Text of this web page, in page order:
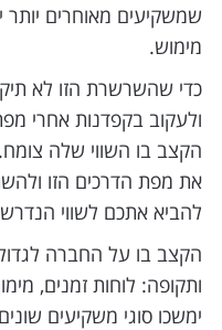
שמשקיעים מאוחרים יותר
מימוש.
כדי שהשרשרת הזו לא
ולעקוב בקפדנות אחרי
הקצב בו השווי שלה
את מפת הדרכים הזו
להביא אתכם לשווי
הקצב בו על החברה לגדול
ותקופה: לוחות זמנים,
ימשכו סוגי משקיעים